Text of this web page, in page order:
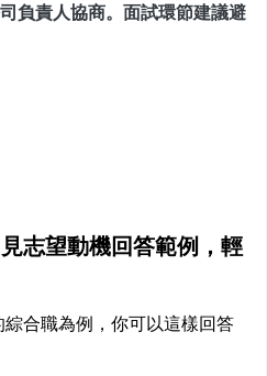
負責人協商。面試環節建議避
志望動機回答範例，輕
合職為例，你可以這樣回答